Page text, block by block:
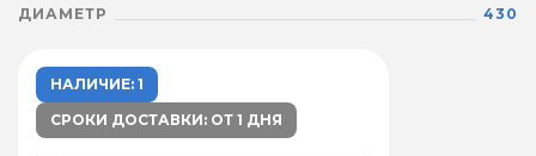
ДИАМЕТР
430
НАЛИЧИЕ: 1
СРОКИ ДОСТАВКИ: ОТ 1 ДНЯ